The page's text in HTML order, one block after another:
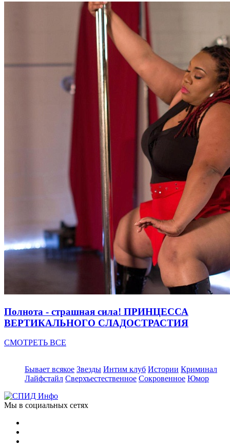
Полнота - страшная сила! ПРИНЦЕССА
ВЕРТИКАЛЬНОГО СЛАДОСТРАСТИЯ
СМОТРЕТЬ ВСЕ
Бывает всякое Звезды Интим клуб Истории Криминал
Лайфстайл Сверхъестественное Сокровенное Юмор
Мы в социальных сетях